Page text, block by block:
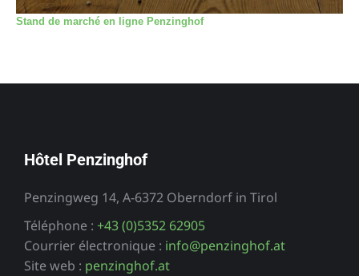
Stand de marché en ligne Penzinghof
Hôtel Penzinghof
Penzingweg 14, A-6372 Oberndorf in Tirol
Téléphone : +43 (0)5352 62905
Courrier électronique : info@penzinghof.at
Site web : penzinghof.at